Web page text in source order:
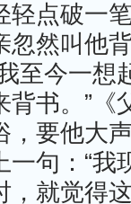
轻点破一
忽然叫他
至今一想
书。”《
，要他大
句：“我
，就觉得